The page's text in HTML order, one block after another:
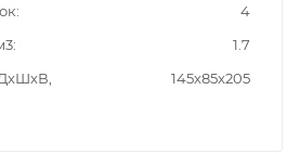
4
1.7
145x85x205